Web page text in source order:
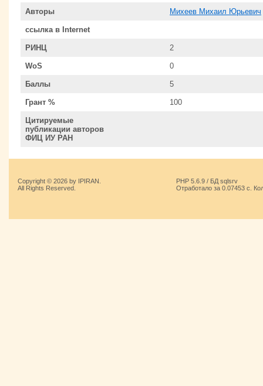
Авторы Михеев Михаил Юрьевич
ссылка в Internet
РИНЦ 2
WoS 0
Баллы 5
Грант % 100
Цитируемые
публикации авторов
ФИЦ ИУ РАН
Copyright © 2026 by IPIRAN.
All Rights Reserved.
PHP 5.6.9 / БД sqlsrv
Отработало за 0.07453 с.